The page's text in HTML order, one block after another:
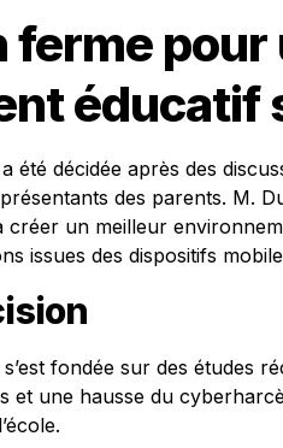
ferme pour
éducatif
été décidée après des
des parents. M.
créer un meilleur
issues des dispositifs
fondée sur des études
et une hausse du